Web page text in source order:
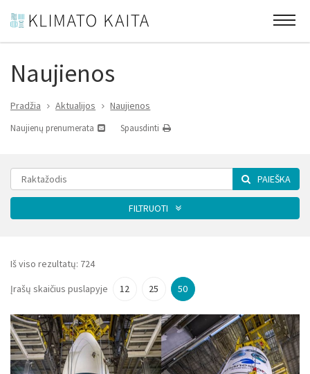
Naujienos
Pradžia Aktualijos Naujienos
Naujienų prenumerata Spausdinti
PAIEŠKA
FILTRUOTI
Kategorija
Filtruoti pagal
Metus
Periodą
Iš viso rezultatų: 724
Įrašų skaičius puslapyje
12 25 50